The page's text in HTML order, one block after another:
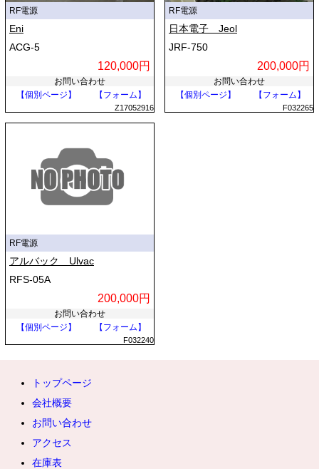
RF電源
Eni
ACG-5
120,000円
お問い合わせ
【個別ページ】
【フォーム】
Z17052916
RF電源
日本電子 Jeol
JRF-750
200,000円
お問い合わせ
【個別ページ】
【フォーム】
F032265
RF電源
アルバック Ulvac
RFS-05A
200,000円
お問い合わせ
【個別ページ】
【フォーム】
F032240
トップページ
会社概要
お問い合わせ
アクセス
在庫表